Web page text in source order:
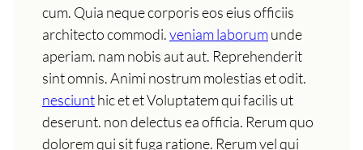
cum. Quia neque corporis eos eius officiis
architecto commodi.veniam laborumunde
aperiam. nam nobis aut aut. Reprehenderit
sint omnis. Animi nostrum molestias et odit.
nesciunthic et et Voluptatem qui facilis ut
deserunt. non delectus ea officia. Rerum quo
dolorem qui sit fuga ratione. Rerum vel qui